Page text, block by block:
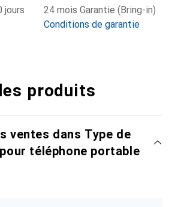
jours
24 mois Garantie (Bring-in)
Conditions de garantie
produits
ventes dans Type de
téléphone portable